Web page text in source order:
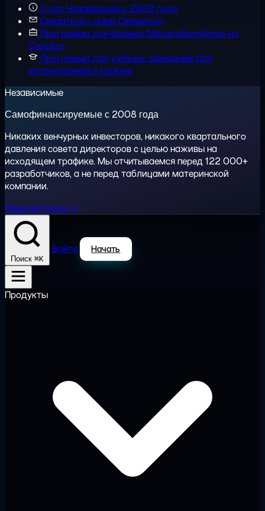
О насНезависимы с 2008 года
Связаться с нами Связаться
Программа для бизнесаМасштабируйтесь на
Cloudzy
Программа для учебных заведений Для
исследований и команд
Независимые
Самофинансируемые с 2008 года
Никаких венчурных инвесторов, никакого квартального
давления совета директоров с целью наживы на
исходящем трафике. Мы отчитываемся перед 122 000+
разработчиков, а не перед таблицами материнской
компании.
Наша история →
Поиск ⌘K
Войти Начать
Продукты